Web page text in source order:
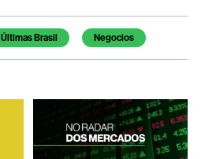
Últimas Brasil Negocios